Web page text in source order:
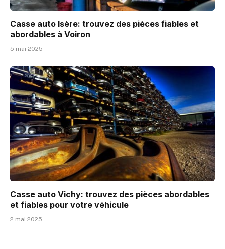
Casse auto Isère: trouvez des pièces fiables et
abordables à Voiron
5 mai 2025
Casse auto Vichy: trouvez des pièces abordables
et fiables pour votre véhicule
2 mai 2025